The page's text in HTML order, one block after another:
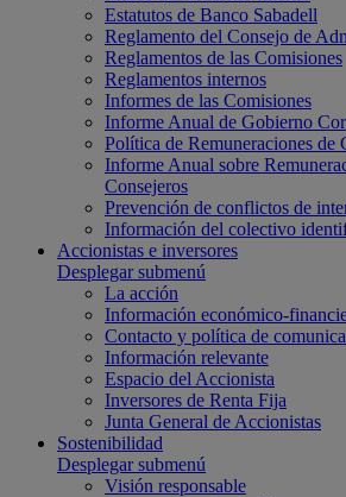
Estatutos de Banco Sabadell
Reglamento del Consejo de
Reglamentos de las Comisiones
Reglamentos internos
Informes de las Comisiones
Informe Anual de Gobierno
Política de Remuneraciones de
Informe Anual sobre
Consejeros
Prevención de conflictos de
Información del colectivo
Accionistas e inversores
Desplegar submenú
La acción
Información económico-
Contacto y política de
Información relevante
Espacio del Accionista
Inversores de Renta Fija
Junta General de Accionistas
Sostenibilidad
Desplegar submenú
Visión responsable